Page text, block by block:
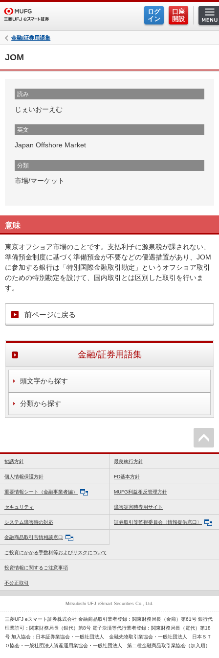
ログ
イン
口座
開設
金融/証券用語集
JOM
読み
じぇいおーえむ
英文
Japan Offshore Market
分類
市場/マーケット
意味
東京オフショア市場のことです。支払利子に源泉税が課されない、
準備預金制度に基づく準備預金が不要などの優遇措置があり、JOM
に参加する銀行は「特別国際金融取引勘定」というオフショア取引
のための特別勘定を設けて、国内取引とは区別した取引を行いま
す。
前ページに戻る
金融/証券用語集
頭文字から探す
分類から探す
勧誘方針 最良執行方針
個人情報保護方針 FD基本方針
重要情報シート（金融事業者編） MUFG利益相反管理方針
セキュリティ 障害災害時専用サイト
システム障害時の対応 証券取引等監視委員会〈情報提供窓口〉
金融商品取引苦情相談窓口
ご投資にかかる手数料等およびリスクについて
投資情報に関するご注意事項
不公正取引
三菱UFJ eスマート証券株式会社 金融商品取引業者登録：関東財務局長（金商）第61号 銀行代
理業許可：関東財務局長（銀代）第8号 電子決済等代行業者登録：関東財務局長（電代）第18
号 加入協会：日本証券業協会・一般社団法人 金融先物取引業協会・一般社団法人 日本ＳＴ
Ｏ協会・一般社団法人資産運用業協会・一般社団法人 第二種金融商品取引業協会（加入順）
Mitsubishi UFJ eSmart Securities Co., Ltd.